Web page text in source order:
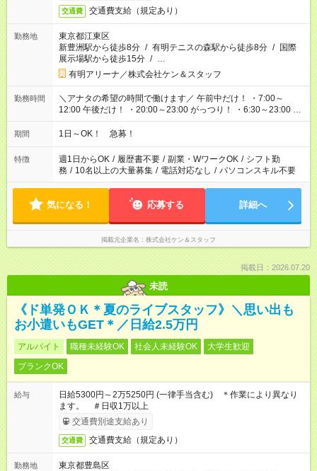
交通費 交通費支給（規定あり）
勤務地
東京都江東区
新豊洲駅から徒歩8分 / 有明テニスの森駅から徒歩8分 / 国際
展示場駅から徒歩15分 / …
有明アリーナ／株式会社ケン＆スタッフ
勤務時間
＼アナタの希望の時間で働けます／ 午前中だけ！ ・7:00～
12:00 午後だけ！ ・20:00～23:00 がっつり！ ・6:30～23:00 ・
12:00～21:00 ・16:00～翌8:00 …etc ※時間曜日イベントによ
り異なります。
期間 1日～OK！ 急募！
特徴 週1日からOK / 履歴書不要 / 副業・WワークOK / シフト勤
務 / 10名以上の大量募集 / 電話対応なし / パソコンスキル不要
気になる！ 応募する 詳細へ
掲載元企業名 株式会社ケン＆スタッフ
掲載日：2026.07.20
未読
《ド単発ＯＫ＊夏のライブスタッフ》＼思い出も
お小遣いもGET＊／日給2.5万円
アルバイト 職種未経験OK 社会人未経験OK
大学生歓迎
ブランクOK
給与
日給5300円～2万5250円 (一律手当含む) ＊作業により異なり
ます。 ＃日収1万以上
交通費別途支給あり
交通費 交通費支給（規定あり）
勤務地
東京都豊島区